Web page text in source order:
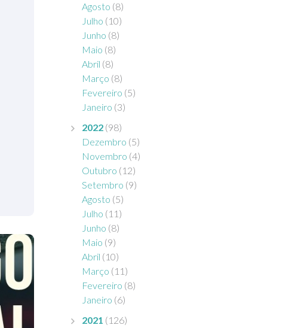
Agosto (8)
Julho (10)
Junho (8)
Maio (8)
Abril (8)
Março (8)
Fevereiro (5)
Janeiro (3)
2022 (98)
Dezembro (5)
Novembro (4)
Outubro (12)
Setembro (9)
Agosto (5)
Julho (11)
Junho (8)
Maio (9)
Abril (10)
Março (11)
Fevereiro (8)
Janeiro (6)
2021 (126)